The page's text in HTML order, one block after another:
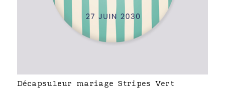
Décapsuleur mariage Stripes Vert